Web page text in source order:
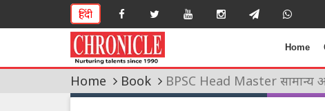
हिंदी
Home
Home Book BPSC Head Master सामान्य